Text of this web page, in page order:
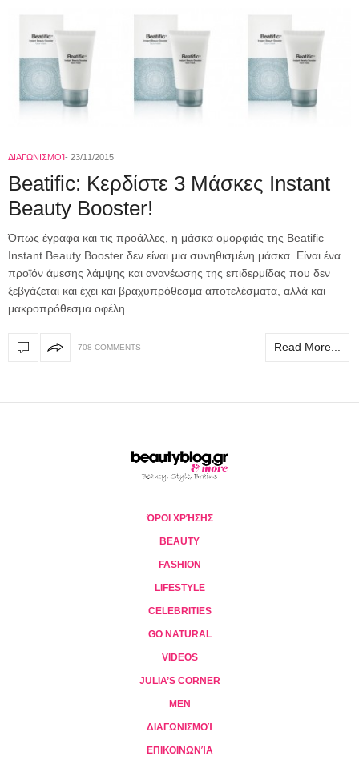
ΔΙΑΓΩΝΙΣΜΟΊ 23/11/2015
Beatific: Κερδίστε 3 Μάσκες Instant
Beauty Booster!
Όπως έγραφα και τις προάλλες, η μάσκα ομορφιάς της Beatific
Instant Beauty Booster δεν είναι μια συνηθισμένη μάσκα. Είναι ένα
προϊόν άμεσης λάμψης και ανανέωσης της επιδερμίδας που δεν
ξεβγάζεται και έχει και βραχυπρόθεσμα αποτελέσματα, αλλά και
μακροπρόθεσμα οφέλη.
708 COMMENTS Read More...
ΌΡΟΙ ΧΡΉΣΗΣ
BEAUTY
FASHION
LIFESTYLE
CELEBRITIES
GO NATURAL
VIDEOS
JULIA’S CORNER
MEN
ΔΙΑΓΩΝΙΣΜΟΊ
ΕΠΙΚΟΙΝΩΝΊΑ